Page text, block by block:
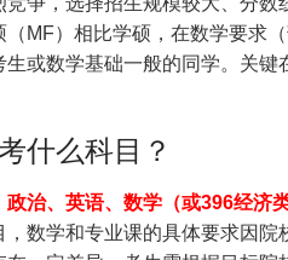
MF）相比学硕，在数学要求
或数学基础一般的同学。关
什么科目？
治、英语、数学（或396经济
数学和专业课的具体要求因